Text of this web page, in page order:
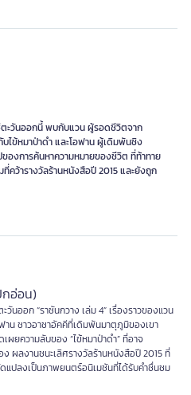
ะวันออกนี้ พบกับแวน ผู้รอดชีวิตจาก
ไข้หมาป่าดำ และโอฟาน ผู้เดิมพันชิง
งการค้นหาความหมายของชีวิต ที่ท้าทาย
คว้ารางวัลร้านหนังสือปี 2015 และยังถูก
กอ่อน)
นออก “ราชันกวาง เล่ม 4” เรื่องราวของแวน
น ชาวอาชาอัคคีที่เดิมพันมาตุภูมิของเขา
ผยความลับของ “ไข้หมาป่าดำ” ที่อาจ
ผลงานชนะเลิศรางวัลร้านหนังสือปี 2015 ที่
แปลงเป็นภาพยนตร์อนิเมชันที่ได้รับคำชื่นชม